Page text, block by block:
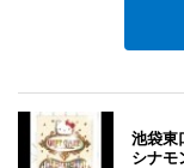
池袋東
シナモ